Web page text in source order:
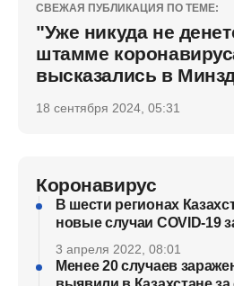
СВЕЖАЯ ПУБЛИКАЦИЯ ПО ТЕМЕ:
"Уже никуда не
штамме
высказались в
18 сентября 2024, 05:31
Коронавирус
В шести регионах
новые случаи COVID-19
3 апреля 2022, 08:01
Менее 20 случаев